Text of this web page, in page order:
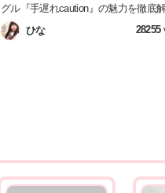
グル『手遅れcaution』の魅力を徹底
していきます！
ひな 28255